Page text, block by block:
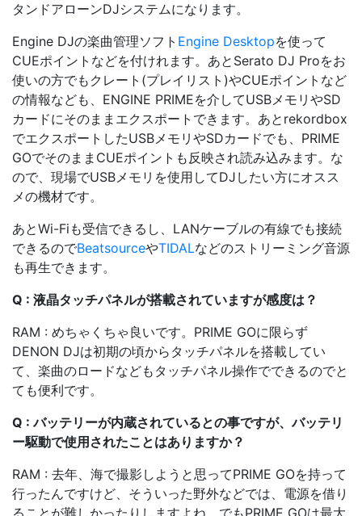
タンドアローンDJシステムになります。
Engine DJの楽曲管理ソフト Engine Desktopを使って
CUEポイントなどを付けれます。あとSerato DJ Proをお
使いの方でもクレート(プレイリスト)やCUEポイントなど
の情報なども、ENGINE PRIMEを介してUSBメモリやSD
カードにそのままエクスポートできます。あとrekordbox
でエクスポートしたUSBメモリやSDカードでも、PRIME
GOでそのままCUEポイントも反映され読み込みます。な
ので、現場でUSBメモリを使用してDJしたい方にオスス
メの機材です。
あとWi-Fiも受信できるし、LANケーブルの有線でも接続
できるのでBeatsourceやTIDALなどのストリーミング音源
も再生できます。
Q : 液晶タッチパネルが搭載されていますが感度は？
RAM : めちゃくちゃ良いです。PRIME GOに限らず
DENON DJは初期の頃からタッチパネルを搭載してい
て、楽曲のロードなどもタッチパネル操作でできるのでと
ても便利です。
Q : バッテリーが内蔵されているとの事ですが、バッテリ
ー駆動で使用されたことはありますか？
RAM : 去年、海で撮影しようと思ってPRIME GOを持って
行ったんですけど、そういった野外などでは、電源を借り
ることが難しかったりしますよね。でもPRIME GOは最大